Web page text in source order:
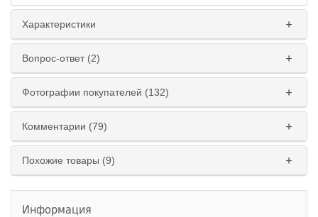
Глубина:
45 см 60 см
Ширина:
150 см 160 см 170 см 180 см
Высота:
Характеристики
Вопрос-ответ (2)
Фотографии покупателей (132)
Комментарии (79)
Похожие товары (9)
Информация